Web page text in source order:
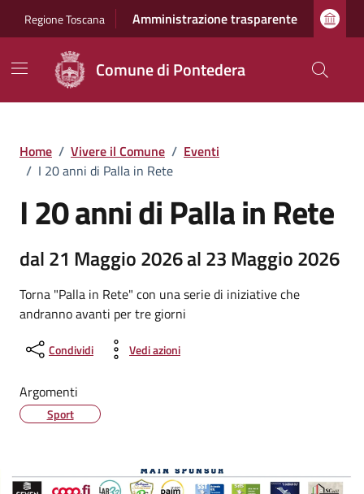
Regione Toscana Amministrazione trasparente
Comune di Pontedera
Home / Vivere il Comune / Eventi
/ I 20 anni di Palla in Rete
I 20 anni di Palla in Rete
dal 21 Maggio 2026 al 23 Maggio 2026
Torna "Palla in Rete" con una serie di iniziative che
andranno avanti per tre giorni
Condividi Vedi azioni
Argomenti
Sport